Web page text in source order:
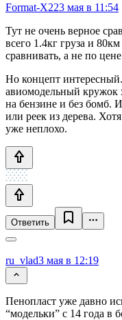
Format-X223 мая в 11:54
Тут не очень верное
всего 1.4кг груза и
сравнивать, а не по
Но концепт
авиомодельный кружок
на бензине и без бомб.
или реек из дерева.
уже неплохо.
Ответить
ru_vlad3 мая в 12:19
Пенопласт уже давно
“модельки” с 14 года в